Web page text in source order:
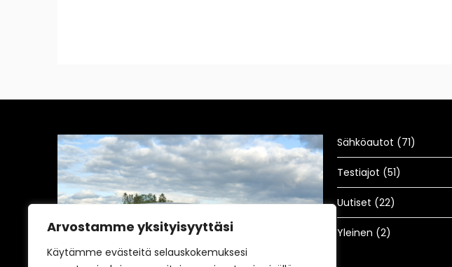
Arvostamme yksityisyyttäsi
Käytämme evästeitä selauskokemuksesi
Yleinen
Uutiset
Vuoden
31.12.2025
Sähköautot (71)
Testiajot (51)
Uutiset (22)
Yleinen (2)